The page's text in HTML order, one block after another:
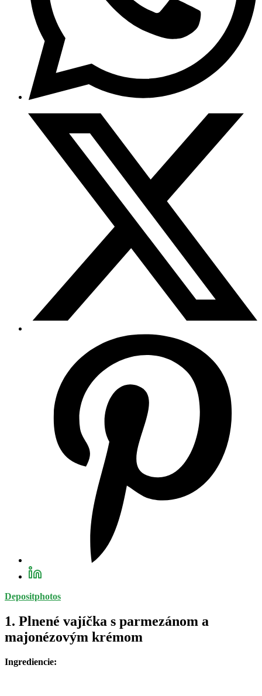
Depositphotos
1. Plnené vajíčka s parmezánom a
majonézovým krémom
Ingrediencie: